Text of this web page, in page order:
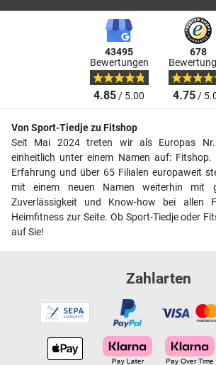
43495
Bewertungen
4.85/ 5.00
678
4.75/
Von Sport-Tiedje zu Fitshop
Seit Mai 2024 treten wir als Europas
einheitlich unter einem Namen auf:
Erfahrung und über 65 Filialen europaweit
mit einem neuen Namen weiterhin mit
Zuverlässigkeit und Know-how bei allen
Heimfitness zur Seite. Ob Sport-Tiedje oder
auf Sie!
Zahlarten